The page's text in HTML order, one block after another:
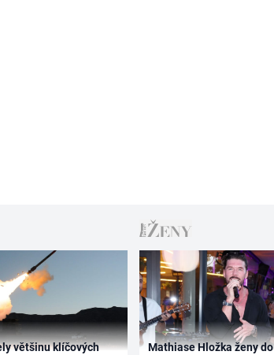
většinu klíčových Mathiase Hložka ženy